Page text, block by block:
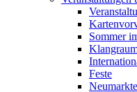
Sommer
Feste